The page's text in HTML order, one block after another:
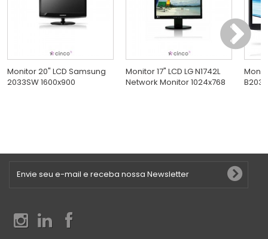
Monitor 20" LCD Samsung
2033SW 1600x900
Monitor 17" LCD LG N1742L
Network Monitor 1024x768